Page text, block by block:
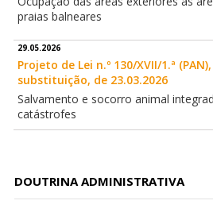
praias balneares
29.05.2026
Projeto de Lei n.º 130/XVII/1.ª
substituição, de 23.03.2026
Salvamento e socorro animal
catástrofes
DOUTRINA ADMINISTRATIVA